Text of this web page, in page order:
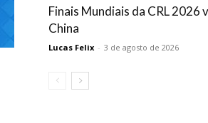
Finais Mundiais da CRL 2026
China
Lucas Felix - 3 de agosto de 2026